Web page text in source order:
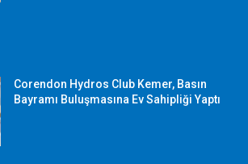
Corendon Hydros Club Kemer, Basın
Bayramı Buluşmasına Ev Sahipliği Yaptı